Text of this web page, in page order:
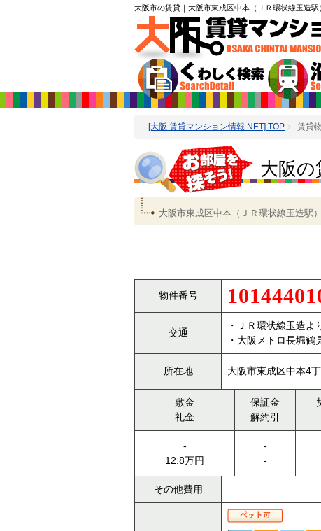
大阪市の賃貸 ｜大阪市東成区中本（ＪＲ環状線玉造
[大阪 賃貸マンション情報.NET] TOP 賃貸
大阪の
大阪市東成区中本（ＪＲ環状線玉造駅
物件番号
交通
・ＪＲ環状線玉造よ
・大阪メトロ長堀
所在地 大阪市東成区中本4丁
敷金
礼金
保証金
解約引
-
12.8万円
-
-
その他費用